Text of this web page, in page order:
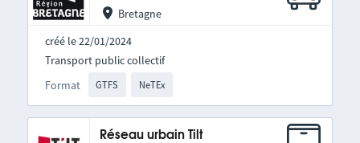
Bretagne
créé le 22/01/2024
Format GTFS NeTEx
Transport public collectif
Réseau urbain Tilt